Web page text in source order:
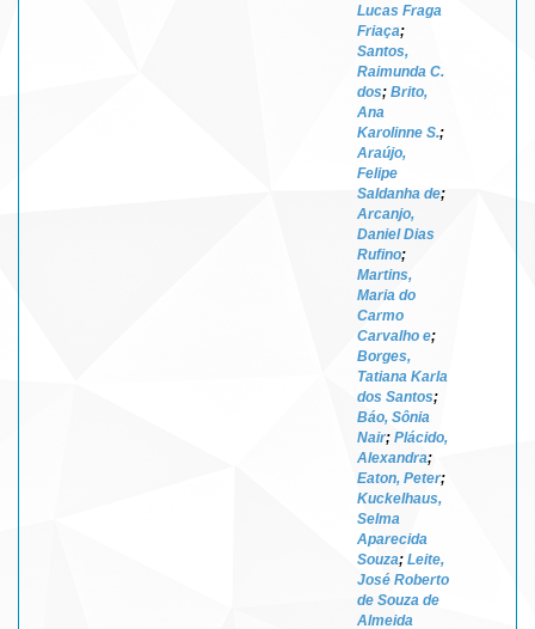
Lucas Fraga
Friaça;
Santos,
Raimunda C.
dos; Brito,
Ana
Karolinne S.;
Araújo,
Felipe
Saldanha de;
Arcanjo,
Daniel Dias
Rufino;
Martins,
Maria do
Carmo
Carvalho e;
Borges,
Tatiana Karla
dos Santos;
Báo, Sônia
Nair; Plácido,
Alexandra;
Eaton, Peter;
Kuckelhaus,
Selma
Aparecida
Souza; Leite,
José Roberto
de Souza de
Almeida